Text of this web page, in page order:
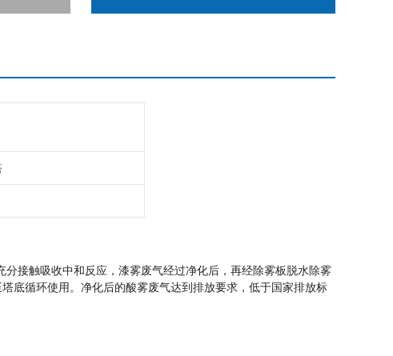
接触吸收中和反应，漆雾废气经过净化后，再经除雾板脱水除雾
底循环使用。净化后的酸雾废气达到排放要求，低于国家排放标